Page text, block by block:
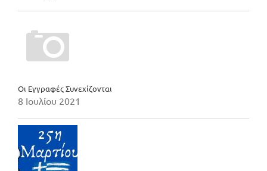
Οι Εγγραφές Συνεχίζονται
8 Ιουλίου 2021